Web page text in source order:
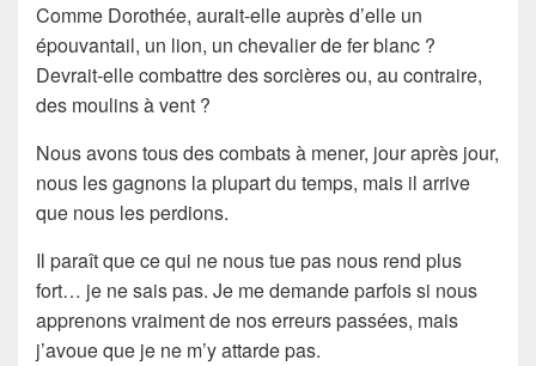
Comme Dorothée, aurait-elle auprès d’elle un
épouvantail, un lion, un chevalier de fer blanc ?
Devrait-elle combattre des sorcières ou, au contraire,
des moulins à vent ?
Nous avons tous des combats à mener, jour après jour,
nous les gagnons la plupart du temps, mais il arrive
que nous les perdions.
Il paraît que ce qui ne nous tue pas nous rend plus
fort… je ne sais pas. Je me demande parfois si nous
apprenons vraiment de nos erreurs passées, mais
j’avoue que je ne m’y attarde pas.